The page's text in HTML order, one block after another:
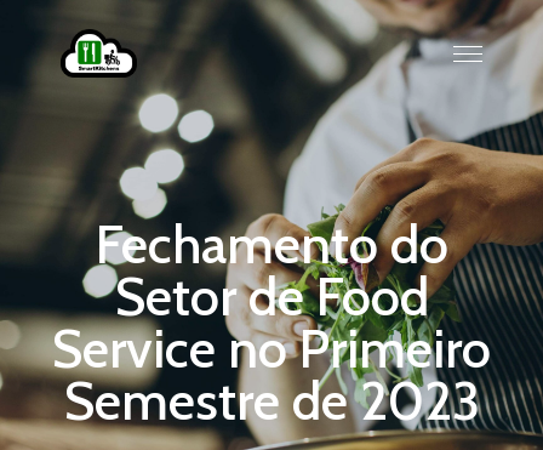
Fechamento do
Setor de Food
Service no Primeiro
Semestre de 2023